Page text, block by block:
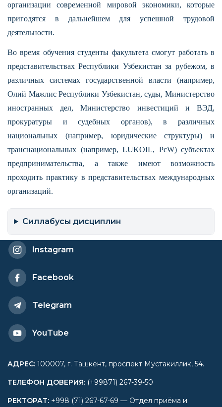
организации современной мировой экономики, которые
пригодятся в дальнейшем для успешной трудовой
деятельности.
Во время обучения студенты факультета смогут работать в
представительствах Республики Узбекистан за рубежом, в
различных системах государственной власти (например,
Олий Мажлис Республики Узбекистан, суды, Министерство
иностранных дел, Министерство инвестиций и ВЭД,
прокуратуры и судебных органов), в различных
национальных (например, юридические структуры) и
транснациональных (например, LUKOIL, PcW) субъектах
предпринимательства, а также имеют возможность
проходить практику в представительствах международных
организаций.
Силлабусы дисциплин
Instagram
Facebook
Telegram
YouTube
АДРЕС: 100007, г. Ташкент, проспект Мустакиллик, 54.
ТЕЛЕФОН ДОВЕРИЯ: (+99871) 267-39-50
РЕКТОРАТ: +998 (71) 267-67-69 — Отдел приёма и